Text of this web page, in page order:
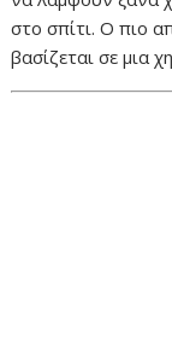
στο σπίτι. Ο πιο
βασίζεται σε μια